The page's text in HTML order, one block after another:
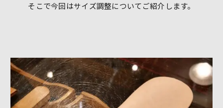
そこで今回はサイズ調整についてご紹介します。